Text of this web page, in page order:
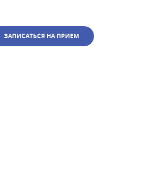
ЗАПИСАТЬСЯ НА ПРИЕМ